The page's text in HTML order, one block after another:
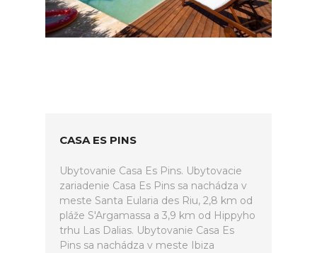
CASA ES PINS
Ubytovanie Casa Es Pins. Ubytovacie
zariadenie Casa Es Pins sa nachádza v
meste Santa Eularia des Riu, 2,8 km od
pláže S'Argamassa a 3,9 km od Hippyho
trhu Las Dalias. Ubytovanie Casa Es
Pins sa nachádza v meste Ibiza